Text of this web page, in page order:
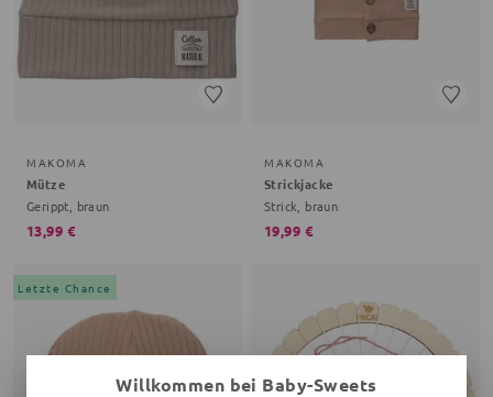
MAKOMA
Mütze
Gerippt, braun
13,99 €
MAKOMA
Strickjacke
Strick, braun
19,99 €
Letzte Chance
Willkommen bei Baby-Sweets